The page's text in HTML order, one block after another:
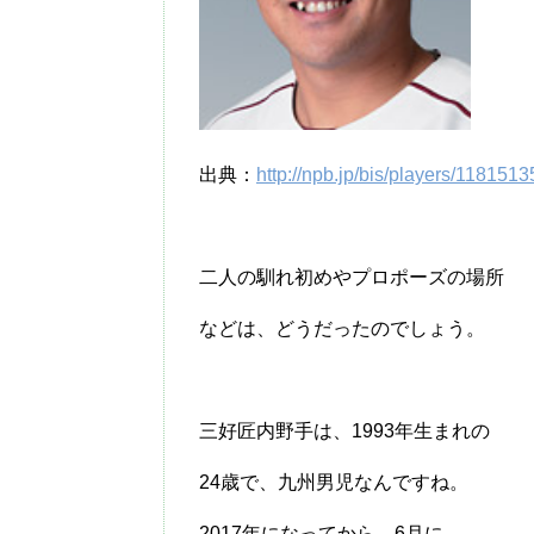
出典： http://npb.jp/bis/players/
二人の馴れ初めやプロポーズの場所
などは、どうだったのでしょう。
三好匠内野手は、1993年生まれの
24歳で、九州男児なんですね。